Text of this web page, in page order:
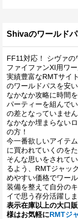
Shivaのワールド
FF11対応！ シヴァの
ファイファンXI用ワ
実績豊富なRMTサイ
のワールドパスを安
なかなか攻略に時間
パーティーを組んで
の差となっていませ
なかなか埋まらない
の方！
今一番欲しいアイテ
に買われていくのを
そんな思いをされて
るよう、RMTジャッ
めやすい価格でワー
装備を整えて自分の
イで思う存分活躍し
表示在庫以上の大口
様はお気軽にRMTジ